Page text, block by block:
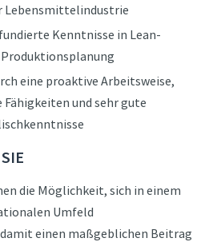
Lebensmittelindustrie
Kenntnisse in Lean-
eine proaktive Arbeitsweise,
und sehr gute
die Möglichkeit, sich in einem
Umfeld
einen maßgeblichen Beitrag